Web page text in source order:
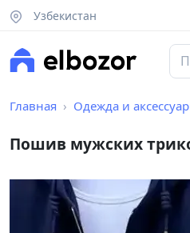
Узбекистан
Главная Одежда и
Пошив мужских